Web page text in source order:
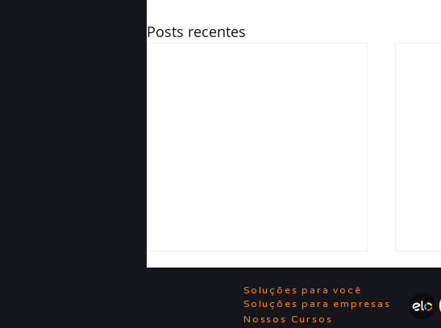
Posts recentes
Soluções para você
Soluções para empresas
Nossos Cursos